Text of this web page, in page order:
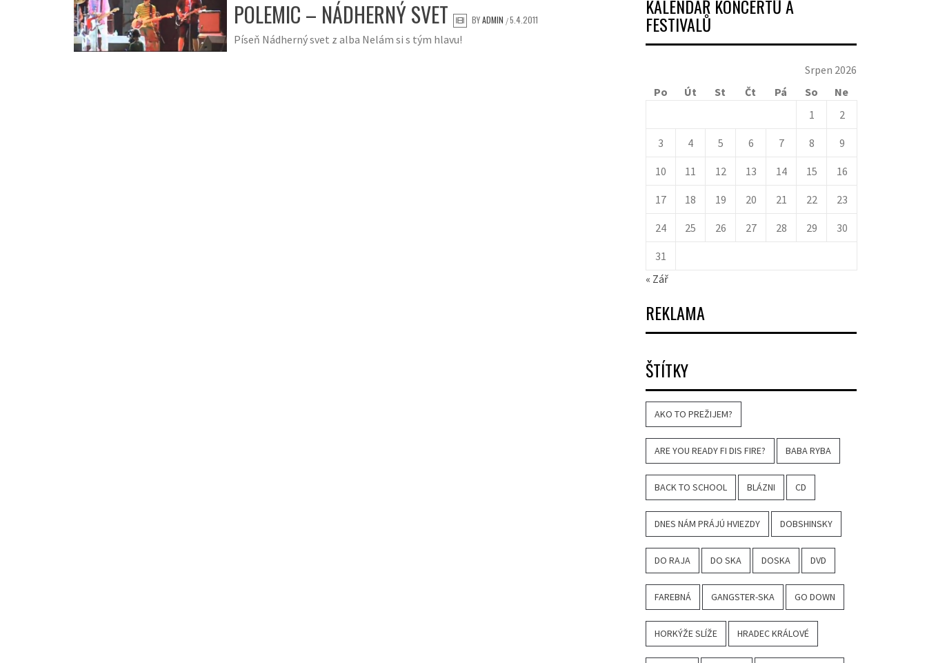
POLEMIC – NÁDHERNÝ SVET BYADMIN /5.4.2011
Píseň Nádherný svet z alba Nelám si s tým hlavu!
KALENDÁŘ KONCERTŮ A
FESTIVALŮ
Srpen 2026
Po
Út St Čt Pá So
Ne
1
2
3 4 5 6 7 8 9
10 11 12 13 14 15 16
17 18 19 20 21 22 23
24 25 26 27 28 29 30
31
« Zář
REKLAMA
ŠTÍTKY
AKO TO PREŽIJEM?
ARE YOU READY FI DIS FIRE? BABA RYBA
BACK TO SCHOOL BLÁZNI CD
DNES NÁM PRÁJÚ HVIEZDY DOBSHINSKY
DO RAJA DO SKA DOSKA DVD
FAREBNÁ GANGSTER-SKA GO DOWN
HORKÝŽE SLÍŽE HRADEC KRÁLOVÉ